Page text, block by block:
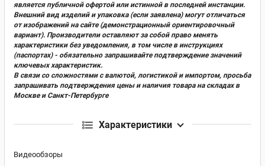
является публичной офертой или истинной в последней инстанции.
Внешний вид изделий и упаковка (если заявлена) могут отличаться
от изображений на сайте (демонстрационный ориентировочный
вариант). Производители оставляют за собой право менять
характеристики без уведомления, в том числе в инструкциях
(паспортах) - обязательно запрашивайте подтверждение значений
ключевых характеристик.
В связи со сложностями с валютой, логистикой и импортом, просьба
запрашивать подтверждения цены и наличия товара на складах в
Москве и Санкт-Петербурге
Характеристики
Видеообзоры